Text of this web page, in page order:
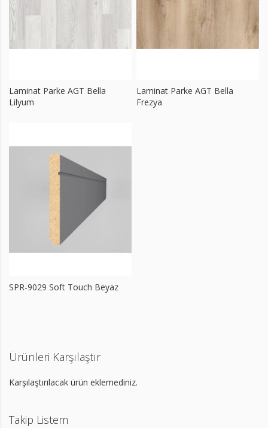
Laminat Parke AGT Bella
Lilyum
Laminat Parke AGT Bella
Frezya
SPR-9029 Soft Touch Beyaz
Ürünleri Karşılaştır
Karşılaştırılacak ürün eklemediniz.
Takip Listem